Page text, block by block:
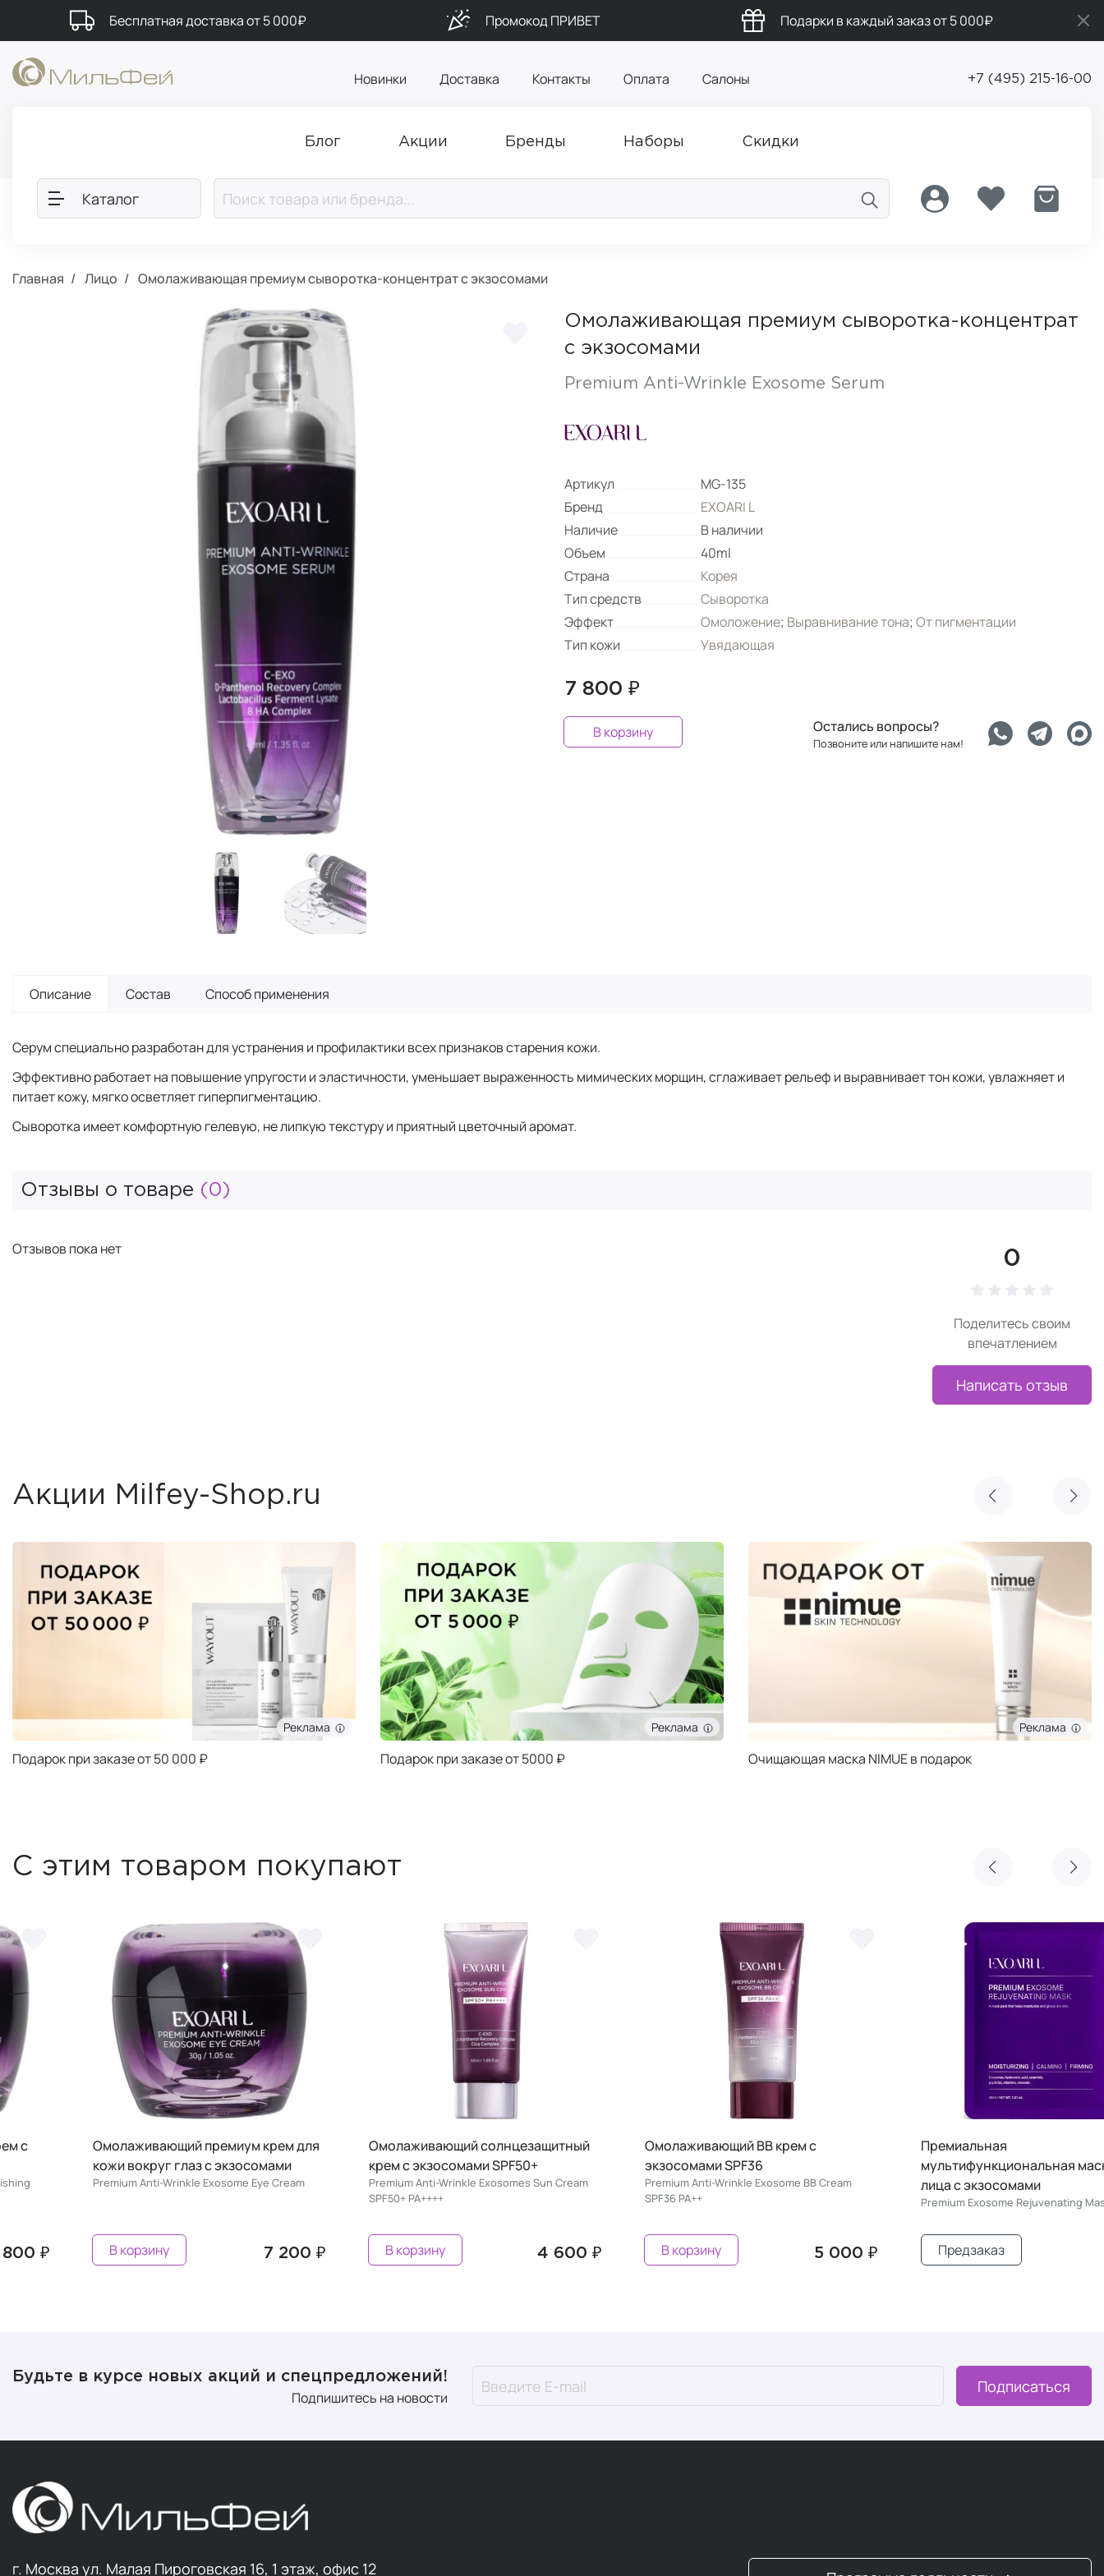
Бесплатная доставка от 5 000₽ Промокод ПРИВЕТ Подарки в каждый заказ от 5 000₽
Новинки Доставка Контакты Оплата Салоны +7 (495) 215-16-00
Блог Акции Бренды Наборы Скидки
Каталог
Главная Лицо Омолаживающая премиум сыворотка-концентрат с экзосомами
Омолаживающая премиум сыворотка-концентрат
с экзосомами
Premium Anti-Wrinkle Exosome Serum
Артикул
MG-135
Бренд
EXOARI L
Наличие
В наличии
Объем
40ml
Страна
Корея
Тип средств
Сыворотка
Эффект
Омоложение; Выравнивание тона;От пигментации
Тип кожи
Увядающая
7 800 ₽
В корзину Остались вопросы?
Позвоните или напишите нам!
Описание Состав Способ применения
Серум специально разработан для устранения и профилактики всех признаков старения кожи.
Эффективно работает на повышение упругости и эластичности, уменьшает выраженность мимических морщин, сглаживает рельеф и выравнивает тон кожи, увлажняет и
питает кожу, мягко осветляет гиперпигментацию.
Сыворотка имеет комфортную гелевую, не липкую текстуру и приятный цветочный аромат.
Отзывы о товаре (0)
0
Поделитесь своим
впечатлением
Написать отзыв
Отзывов пока нет
Акции Milfey-Shop.ru
Реклама
Подарок при заказе от 50 000 ₽
Реклама
Подарок при заказе от 5000 ₽
Реклама
Очищающая маска NIMUE в подарок
С этим товаром покупают
Омолаживающий премиум крем для
кожи вокруг глаз с экзосомами
Premium Anti-Wrinkle Exosome Eye Cream
В корзину
Омолаживающий солнцезащитный
крем с экзосомами SPF50+
Premium Anti-Wrinkle Exosomes Sun Cream
SPF50+ PA++++
В корзину
Омолаживающий BB крем с
экзосомами SPF36
Premium Anti-Wrinkle Exosome BB Cream
В корзину
Премиальная
мультифункциональная маска для
лица с экзосомами
Premium Exosome Rejuvenating Mask
Предзаказ
Будьте в курсе новых акций и спецпредложений!
Подпишитесь на новости
Подписаться
г. Москва ул. Малая Пироговская 16, 1 этаж, офис 12